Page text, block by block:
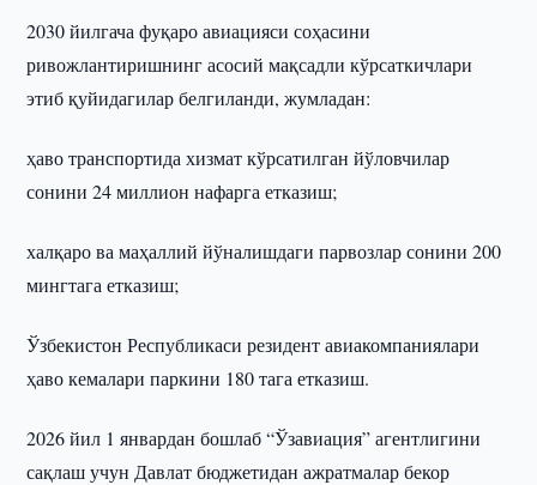
2030 йилгача фуқаро авиацияси соҳасини
ривожлантиришнинг асосий мақсадли кўрсаткичлари
этиб қуйидагилар белгиланди, жумладан:
ҳаво транспортида хизмат кўрсатилган йўловчилар
сонини 24 миллион нафарга етказиш;
халқаро ва маҳаллий йўналишдаги парвозлар сонини 200
мингтага етказиш;
Ўзбекистон Республикаси резидент авиакомпаниялари
ҳаво кемалари паркини 180 тага етказиш.
2026 йил 1 январдан бошлаб “Ўзавиация” агентлигини
сақлаш учун Давлат бюджетидан ажратмалар бекор